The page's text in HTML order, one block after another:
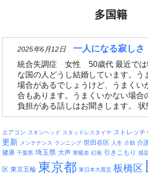
多国籍
2025年6月12日 一人になる寂しさ
統合失調症 女性 50歳代 最近では
な国の人どうし結婚しています。う
場合があるでしょうけど、うまくい
合もあります。うまくいかない場合
負担がある話しはお聞きします。 状
エアコン スキンヘッド スタッドレスタイヤ ストレッチ
更新 メンテナンス ランニング 世田谷区 人生 介助 介
健康 千葉県 埼玉県 大声 寒暖差 幻覚 引きこもり 感
区 東京五輪 東京都 東日本大震災 板橋区